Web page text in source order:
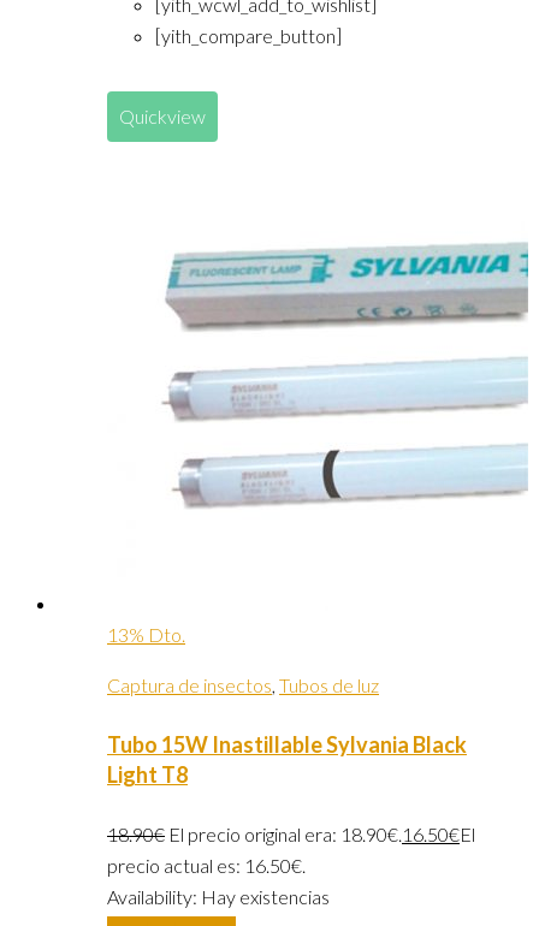
[yith_compare_button]
Quickview
13% Dto.
Captura de insectos, Tubos de luz
Tubo 15W Inastillable Sylvania Black
Light T8
18.90€ El precio original era: 18.90€.16.50€El
precio actual es: 16.50€.
Availability: Hay existencias